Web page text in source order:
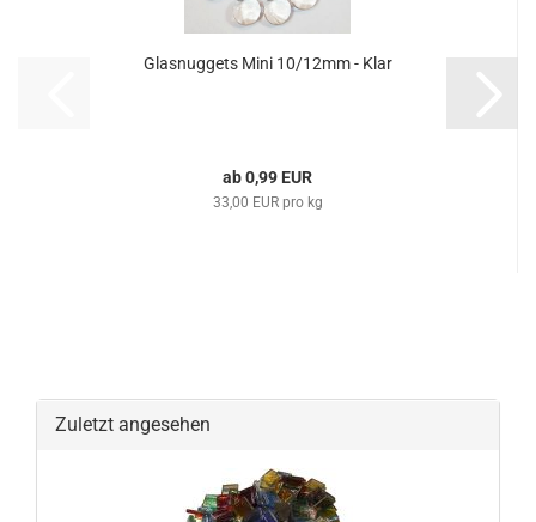
Glasnuggets Mini 10/12mm - Klar
ab 0,99 EUR
33,00 EUR pro kg
Zuletzt angesehen